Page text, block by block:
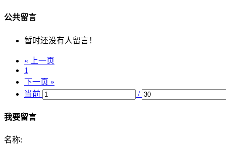
公共留言
暂时还没有人留言！
« 上一页
1
下一页 »
当前
/
我要留言
名称: